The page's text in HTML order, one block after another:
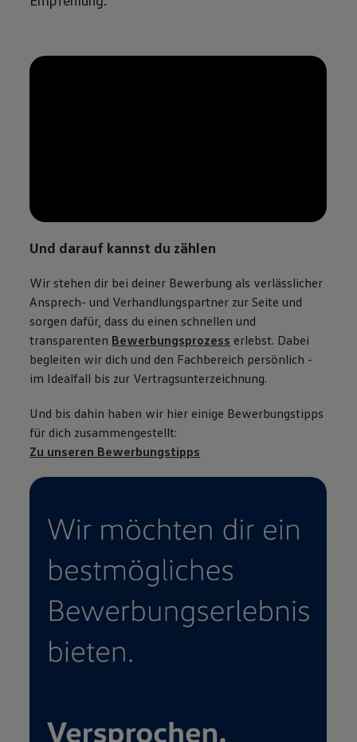
Und darauf kannst du zählen
Wir stehen dir bei deiner Bewerbung als verlässlicher
Ansprech- und Verhandlungspartner zur Seite und
sorgen dafür, dass du einen schnellen und
transparenten Bewerbungsprozess erlebst. Dabei
begleiten wir dich und den Fachbereich persönlich -
im Idealfall bis zur Vertragsunterzeichnung.
Und bis dahin haben wir hier einige Bewerbungstipps
für dich zusammengestellt:
Zu unseren Bewerbungstipps